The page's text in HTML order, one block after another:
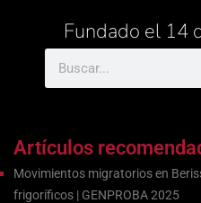
Fundado el 14
Artículos
Movimientos migratorios en
frigoríficos | GENPROBA 2025